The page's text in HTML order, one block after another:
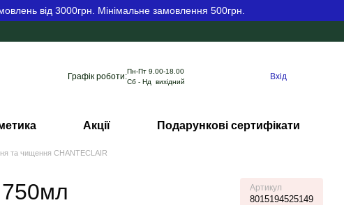
від 3000грн. Мінімальне замовлення 500грн.
Графік роботи:Пн-Пт 9.00-18.00
Сб - Нд вихідний
Вхід
Акції Подарункові сертифікати
та чищення CHANTECLAIR
Артикул
8015194525149